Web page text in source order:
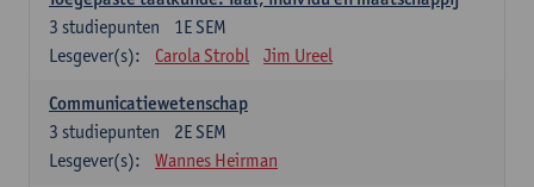
1E SEM
3 studiepunten
Lesgever(s):
Carola Strobl Jim Ureel
Communicatiewetenschap
2E SEM
3 studiepunten
Lesgever(s):
Wannes Heirman